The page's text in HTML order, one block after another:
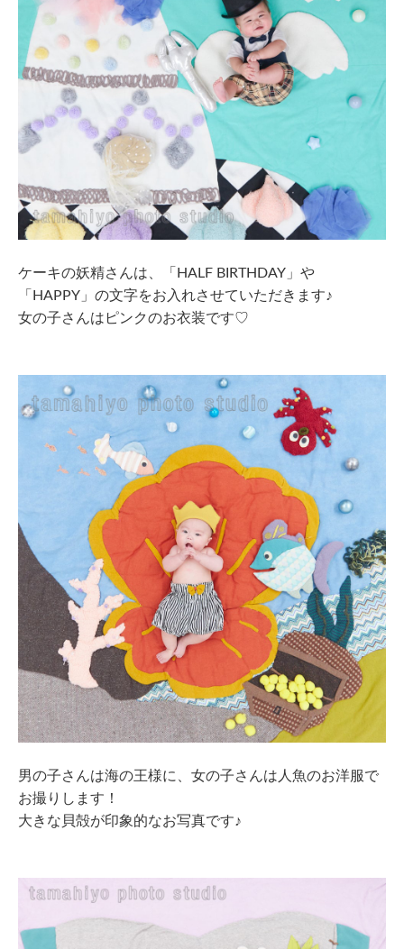
ケーキの妖精さんは、「HALF BIRTHDAY」や
「HAPPY」の文字をお入れさせていただきます♪
女の子さんはピンクのお衣装です♡
男の子さんは海の王様に、女の子さんは人魚のお洋服で
お撮りします！
大きな貝殻が印象的なお写真です♪